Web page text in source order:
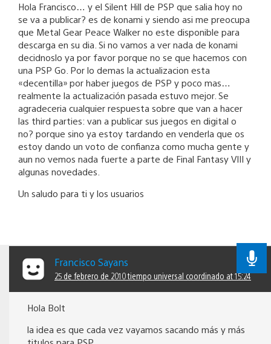
Hola Francisco… y el Silent Hill de PSP que salia hoy no
se va a publicar? es de konami y siendo asi me preocupa
que Metal Gear Peace Walker no este disponible para
descarga en su dia. Si no vamos a ver nada de konami
decidnoslo ya por favor porque no se que hacemos con
una PSP Go. Por lo demas la actualizacion esta
«decentilla» por haber juegos de PSP y poco mas…
realmente la actualización pasada estuvo mejor. Se
agradeceria cualquier respuesta sobre que van a hacer
las third parties: van a publicar sus juegos en digital o
no? porque sino ya estoy tardando en venderla que os
estoy dando un voto de confianza como mucha gente y
aun no vemos nada fuerte a parte de Final Fantasy VIII y
algunas novedades.
Un saludo para ti y los usuarios
Francisco Sayans
25 de febrero de 2010 tiempo universal coordinado at 15:24
Hola Bolt
la idea es que cada vez vayamos sacando más y más